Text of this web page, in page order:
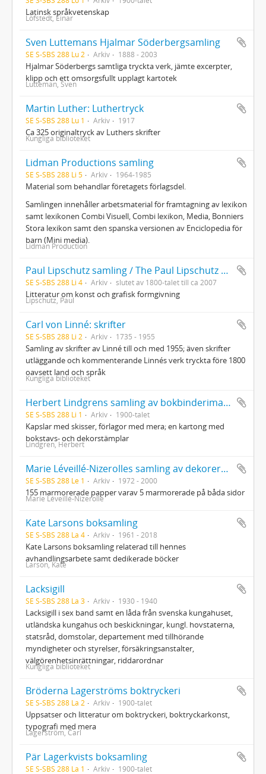
Latinsk språkvetenskap
Löfstedt, Einar
Sven Luttemans Hjalmar Söderbergsamling
SE S-SBS 288 Lu 2 Arkiv 1888 - 2003
Hjalmar Söderbergs samtliga tryckta verk, jämte excerpter,
klipp och ett omsorgsfullt upplagt kartotek
Lutteman, Sven
Martin Luther: Luthertryck
SE S-SBS 288 Lu 1 Arkiv 1917
Ca 325 originaltryck av Luthers skrifter
Kungliga biblioteket
Lidman Productions samling
SE S-SBS 288 Li 5 Arkiv 1964-1985
Material som behandlar företagets förlagsdel.
Samlingen innehåller arbetsmaterial för framtagning av lexikon
samt lexikonen Combi Visuell, Combi lexikon, Media, Bonniers
Stora lexikon samt den spanska versionen av Enciclopedia för
barn (Mini media).
Lidman Production
Paul Lipschutz samling / The Paul Lipschutz Poster Collection: böcker och tidskrifter
SE S-SBS 288 Li 4 Arkiv slutet av 1800-talet till ca 2007
Litteratur om konst och grafisk formgivning
Lipschutz, Paul
Carl von Linné: skrifter
SE S-SBS 288 Li 2 Arkiv 1735 - 1955
Samling av skrifter av Linné till och med 1955; även skrifter
utläggande och kommenterande Linnés verk tryckta före 1800
oavsett land och språk
Kungliga biblioteket
Herbert Lindgrens samling av bokbinderimaterial
SE S-SBS 288 Li 1 Arkiv 1900-talet
Kapslar med skisser, förlagor med mera; en kartong med
bokstavs- och dekorstämplar
Lindgren, Herbert
Marie Léveillé-Nizerolles samling av dekorerade papper
SE S-SBS 288 Le 1 Arkiv 1972 - 2000
155 marmorerade papper varav 5 marmorerade på båda sidor
Marie Léveillé-Nizerolle
Kate Larsons boksamling
SE S-SBS 288 La 4 Arkiv 1961 - 2018
Kate Larsons boksamling relaterad till hennes
avhandlingsarbete samt dedikerade böcker
Larson, Kate
Lacksigill
SE S-SBS 288 La 3 Arkiv 1930 - 1940
Lacksigill i sex band samt en låda från svenska kungahuset,
utländska kungahus och beskickningar, kungl. hovstaterna,
statsråd, domstolar, departement med tillhörande
myndigheter och styrelser, försäkringsanstalter,
välgörenhetsinrättningar, riddarordnar
Kungliga biblioteket
Bröderna Lagerströms boktryckeri
SE S-SBS 288 La 2 Arkiv 1900-talet
Uppsatser och litteratur om boktryckeri, boktryckarkonst,
typografi med mera
Lagerström, Carl
Pär Lagerkvists boksamling
SE S-SBS 288 La 1 Arkiv 1900-talet